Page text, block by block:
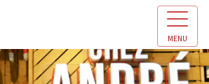
MENU